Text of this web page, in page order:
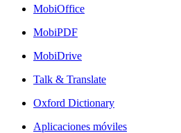
MobiOffice
MobiPDF
MobiDrive
Talk & Translate
Oxford Dictionary
Aplicaciones móviles